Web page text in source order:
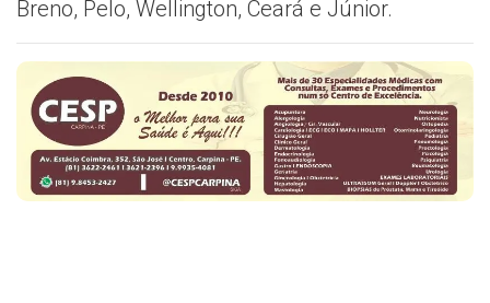
Breno, Pelo, Wellington, Ceará e Júnior.